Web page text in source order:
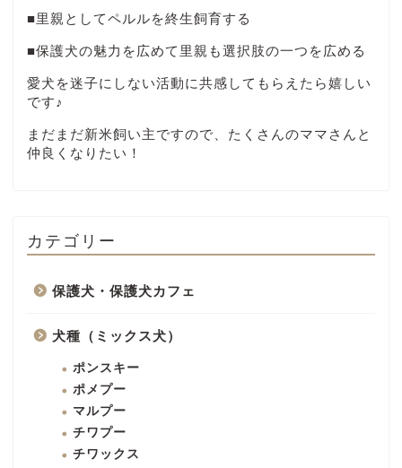
■里親としてペルルを終生飼育する
■保護犬の魅力を広めて里親も選択肢の一つを広める
愛犬を迷子にしない活動に共感してもらえたら嬉しい
です♪
まだまだ新米飼い主ですので、たくさんのママさんと
仲良くなりたい！
カテゴリー
保護犬・保護犬カフェ
犬種（ミックス犬）
ポンスキー
ポメプー
マルプー
チワプー
チワックス